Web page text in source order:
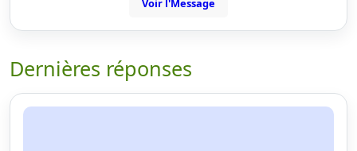
Voir l'Message
Dernières réponses